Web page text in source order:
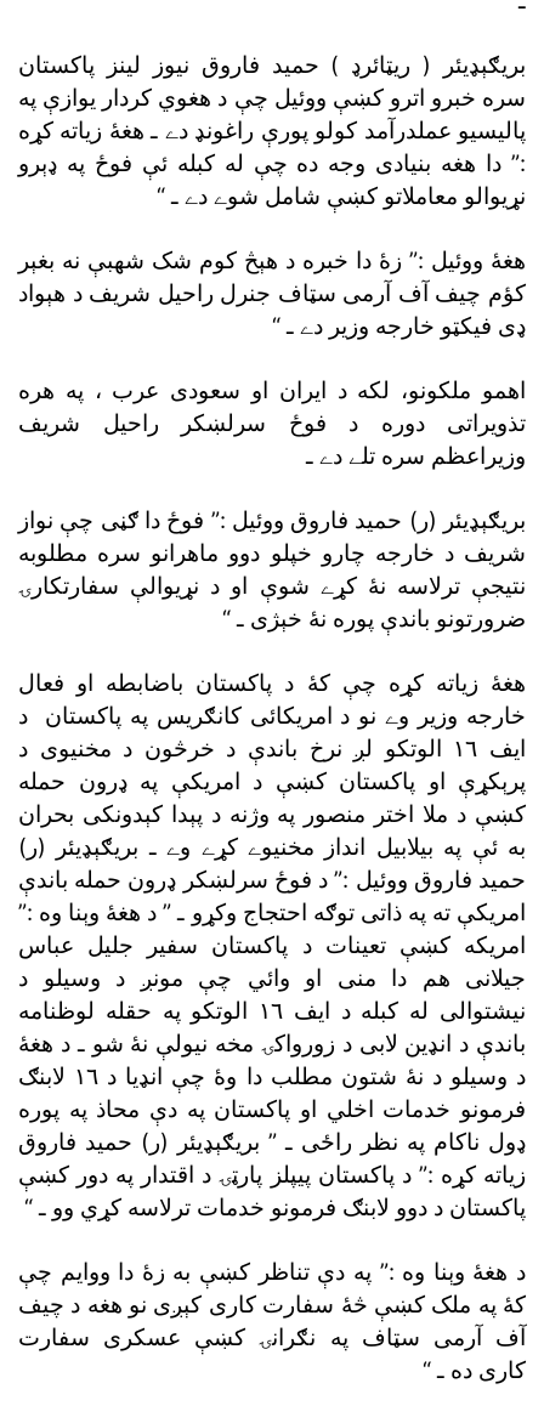
بريګېډيئر ( ريټائرډ ) حميد فاروق نيوز لينز پاکستان
سره خبرو اترو کښې ووئيل چې د هغوي کردار يوازې په
پاليسيو عملدرآمد کولو پورې راغونډ دے ـ هغۀ زياته کړه
:” دا هغه بنيادى وجه ده چې له کبله ئې فوځ په ډېرو
نړيوالو معاملاتو کښې شامل شوے دے ـ “
هغۀ ووئيل :” زۀ دا خبره د هېڅ کوم شک شهبې نه بغېر
کؤم چيف آف آرمى سټاف جنرل راحيل شريف د هېواد
ډى فيکټو خارجه وزير دے ـ “
اهمو ملکونو، لکه د ايران او سعودى عرب ، په هره
تذويراتى دوره د فوځ سرلښکر راحيل شريف
وزيراعظم سره تلے دے ـ
بريګېډيئر (ر) حميد فاروق ووئيل :” فوځ دا ګڼى چې نواز
شريف د خارجه چارو خپلو دوو ماهرانو سره مطلوبه
نتيجې ترلاسه نۀ کړے شوې او د نړيوالې سفارتکارۍ
ضرورتونو باندې پوره نۀ خېژى ـ “
هغۀ زياته کړه چې کۀ د پاکستان باضابطه او فعال
خارجه وزير وے نو د امريکائى کانګريس په پاکستان د
ايف ١٦ الوتکو لږ نرخ باندې د خرڅون د مخنيوى د
پرېکړې او پاکستان کښې د امريکې په ډرون حمله
کښې د ملا اختر منصور په وژنه د پېدا کېدونکى بحران
به ئې په بيلابيل انداز مخنيوے کړے وے ـ بريګېډيئر (ر)
حميد فاروق ووئيل :” د فوځ سرلښکر ډرون حمله باندې
امريکې ته په ذاتى توګه احتجاج وکړو ـ ” د هغۀ وېنا وه :”
امريکه کښې تعينات د پاکستان سفير جليل عباس
جيلانى هم دا منى او وائي چې مونږ د وسيلو د
نيشتوالى له کبله د ايف ١٦ الوتکو په حقله لوظنامه
باندې د انډين لابى د زورواکۍ مخه نيولې نۀ شو ـ د هغۀ
د وسيلو د نۀ شتون مطلب دا وۀ چې انډيا د ١٦ لابنګ
فرمونو خدمات اخلي او پاکستان په دې محاذ په پوره
ډول ناکام په نظر راځى ـ ” بريګېډيئر (ر) حميد فاروق
زياته کړه :” د پاکستان پيپلز پارټۍ د اقتدار په دور کښې
پاکستان د دوو لابنګ فرمونو خدمات ترلاسه کړي وو ـ “
د هغۀ وېنا وه :” په دې تناظر کښې به زۀ دا ووايم چې
کۀ په ملک کښې څۀ سفارت کارى کېږى نو هغه د چيف
آف آرمى سټاف په نګرانۍ کښې عسکرى سفارت
کارى ده ـ “